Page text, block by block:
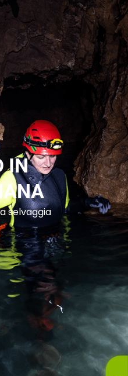
IN
selvaggia